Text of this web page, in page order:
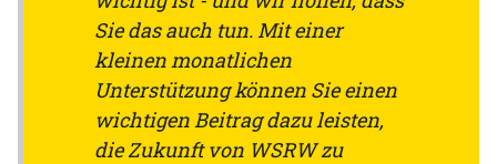
Sie das auch tun. Mit einer
kleinen monatlichen
Unterstützung können Sie einen
wichtigen Beitrag dazu leisten,
die Zukunft von WSRW zu